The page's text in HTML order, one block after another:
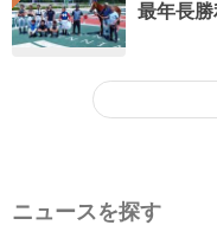
最年長
ニュースを探す